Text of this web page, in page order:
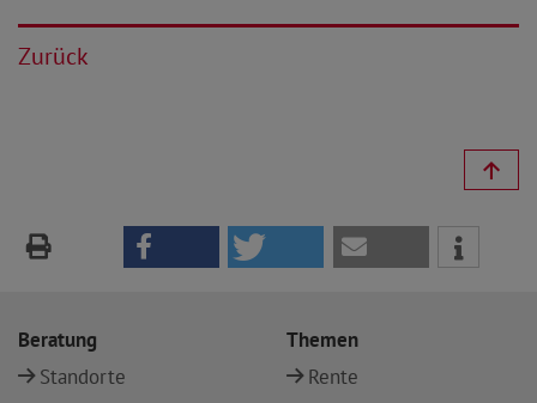
Zurück
Beratung
Standorte
Themen
Rente